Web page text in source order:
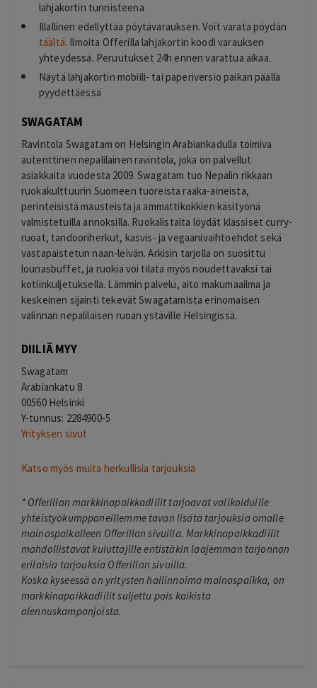
lahjakortin tunnisteena
Illallinen edellyttää pöytävarauksen. Voit varata pöydän
täältä. Ilmoita Offerilla lahjakortin koodi varauksen
yhteydessä. Peruutukset 24h ennen varattua aikaa.
Näytä lahjakortin mobiili- tai paperiversio paikan päällä
pyydettäessä
SWAGATAM
Ravintola Swagatam on Helsingin Arabiankadulla toimiva
autenttinen nepalilainen ravintola, joka on palvellut
asiakkaita vuodesta 2009. Swagatam tuo Nepalin rikkaan
ruokakulttuurin Suomeen tuoreista raaka-aineista,
perinteisistä mausteista ja ammattikokkien käsityönä
valmistetuilla annoksilla. Ruokalistalta löydät klassiset curry-
ruoat, tandooriherkut, kasvis- ja vegaanivaihtoehdot sekä
vastapaistetun naan-leivän. Arkisin tarjolla on suosittu
lounasbuffet, ja ruokia voi tilata myös noudettavaksi tai
kotiinkuljetuksella. Lämmin palvelu, aito makumaailma ja
keskeinen sijainti tekevät Swagatamista erinomaisen
valinnan nepalilaisen ruoan ystäville Helsingissä.
DIILIÄ MYY
Swagatam
Arabiankatu 8
00560 Helsinki
Y-tunnus: 2284900-5
Yrityksen sivut
Katso myös muita herkullisia tarjouksia
* Offerillan markkinapaikkadiilit tarjoavat valikoiduille
yhteistyökumppaneillemme tavan lisätä tarjouksia omalle
mainospaikalleen Offerillan sivuilla. Markkinapaikkadiilit
mahdollistavat kuluttajille entistäkin laajemman tarjonnan
erilaisia tarjouksia Offerillan sivuilla.
Koska kyseessä on yritysten hallinnoima mainospaikka, on
markkinapaikkadiilit suljettu pois kaikista
alennuskampanjoista.